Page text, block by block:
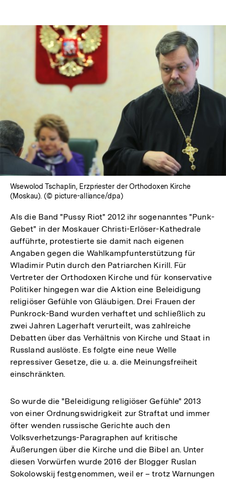
Wsewolod Tschaplin, Erzpriester der Orthodoxen Kirche
(Moskau). (© picture-alliance/dpa)
Als die Band "Pussy Riot" 2012 ihr sogenanntes "Punk-
Gebet" in der Moskauer Christi-Erlöser-Kathedrale
aufführte, protestierte sie damit nach eigenen
Angaben gegen die Wahlkampfunterstützung für
Wladimir Putin durch den Patriarchen Kirill. Für
Vertreter der Orthodoxen Kirche und für konservative
Politiker hingegen war die Aktion eine Beleidigung
religiöser Gefühle von Gläubigen. Drei Frauen der
Punkrock-Band wurden verhaftet und schließlich zu
zwei Jahren Lagerhaft verurteilt, was zahlreiche
Debatten über das Verhältnis von Kirche und Staat in
Russland auslöste. Es folgte eine neue Welle
repressiver Gesetze, die u. a. die Meinungsfreiheit
einschränkten.
So wurde die "Beleidigung religiöser Gefühle" 2013
von einer Ordnungswidrigkeit zur Straftat und immer
öfter wenden russische Gerichte auch den
Volksverhetzungs-Paragraphen auf kritische
Äußerungen über die Kirche und die Bibel an. Unter
diesen Vorwürfen wurde 2016 der Blogger Ruslan
Sokolowskij festgenommen, weil er – trotz Warnungen